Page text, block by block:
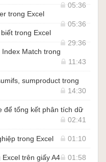
05:36
trong Excel
05:36
trong Excel
29:36
Match trong
11:43
sumproduct trong
14:30
để tổng kết phân tích dữ
02:41
trong Excel 01:10
trên giấy A4 01:58